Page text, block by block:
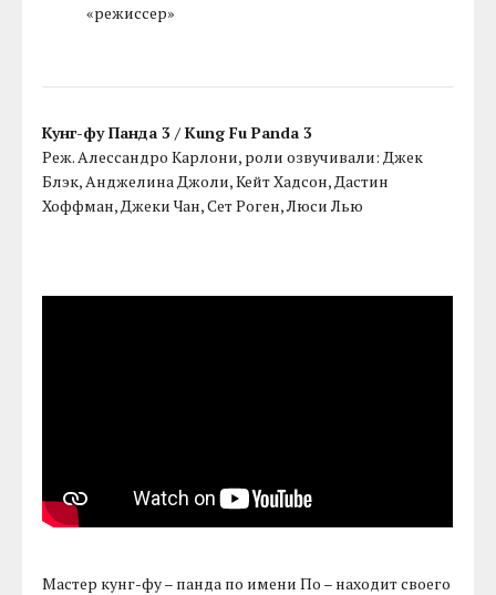
«режиссер»
Кунг-фу Панда 3 / Kung Fu Panda 3
Реж. Алессандро Карлони, роли озвучивали: Джек
Блэк, Анджелина Джоли, Кейт Хадсон, Дастин
Хоффман, Джеки Чан, Сет Роген, Люси Лью
Мастер кунг-фу – панда по имени По – находит своего